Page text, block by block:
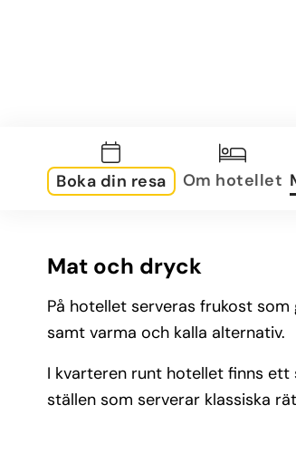
Boka din resa Om hotellet
Mat och dryck
På hotellet serveras frukost
samt varma och kalla alternativ.
I kvarteren runt hotellet finns
ställen som serverar klassiska